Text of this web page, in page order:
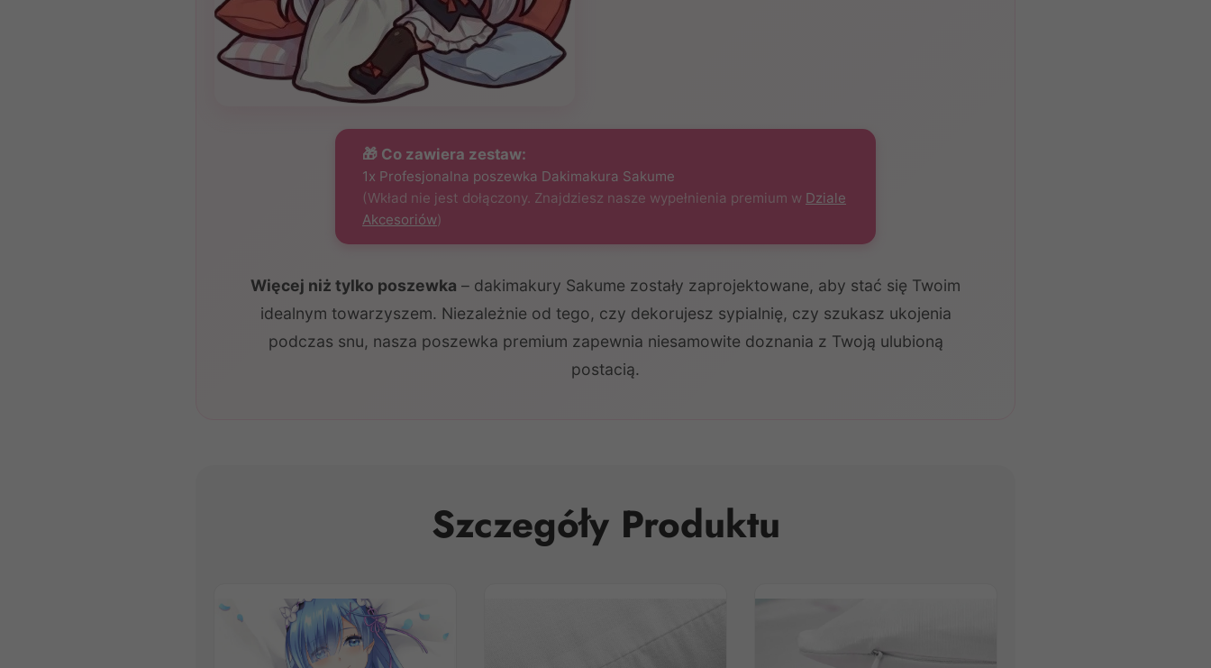
🎁 Co zawiera zestaw:
1x Profesjonalna poszewka Dakimakura Sakume
(Wkład nie jest dołączony. Znajdziesz nasze wypełnienia premium w Dziale
Akcesoriów)
Więcej niż tylko poszewka – dakimakury Sakume zostały zaprojektowane, aby stać się Twoim
idealnym towarzyszem. Niezależnie od tego, czy dekorujesz sypialnię, czy szukasz ukojenia
podczas snu, nasza poszewka premium zapewnia niesamowite doznania z Twoją ulubioną
postacią.
Szczegóły Produktu